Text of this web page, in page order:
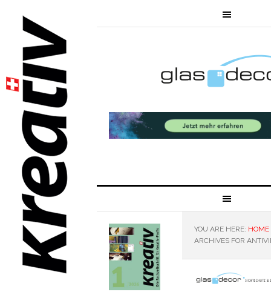
YOU ARE HERE: HOME
ARCHIVES FOR